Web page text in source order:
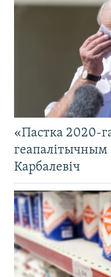
«Пастка 2020-
геапалітычным
Карбалевіч